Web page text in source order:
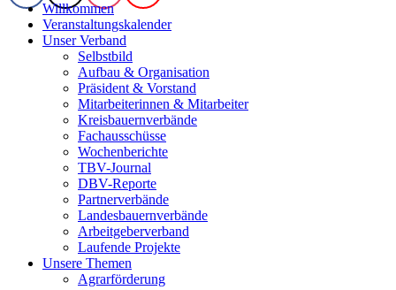
Willkommen
Veranstaltungskalender
Unser Verband
Selbstbild
Aufbau & Organisation
Präsident & Vorstand
Mitarbeiterinnen & Mitarbeiter
Kreisbauernverbände
Fachausschüsse
Wochenberichte
TBV-Journal
DBV-Reporte
Partnerverbände
Landesbauernverbände
Arbeitgeberverband
Laufende Projekte
Unsere Themen
Agrarförderung